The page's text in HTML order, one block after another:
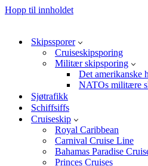
Hopp til innholdet
Skipssporer
Cruiseskipsporing
Militær skipsporing
Det amerikanske
NATOs militære
Sjøtrafikk
Schiffsiffs
Cruiseskip
Royal Caribbean
Carnival Cruise Line
Bahamas Paradise
Princes Cruises